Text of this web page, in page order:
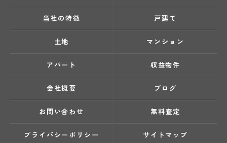
当社の特徴 戸建て
土地 マンション
アパート 収益物件
会社概要 ブログ
お問い合わせ 無料査定
プライバシーポリシー サイトマップ